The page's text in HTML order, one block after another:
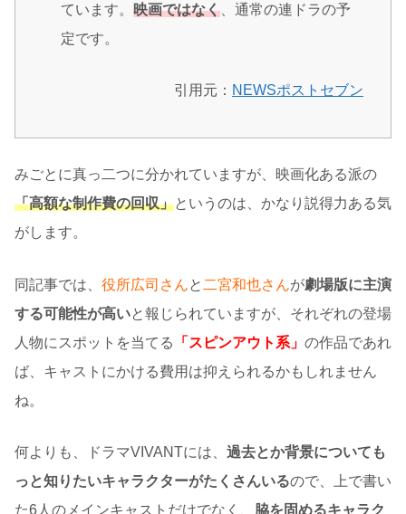
ています。 映画ではなく 、通常の連ドラの予
定です。
引用元： NEWSポストセブン
みごとに真っ二つに分かれていますが、映画化ある派の
「高額な制作費の回収」というのは、かなり説得力ある気
がします。
同記事では、 役所広司さんと 二宮和也さんが劇場版に主演
する可能性が高いと報じられていますが、それぞれの登場
人物にスポットを当てる
「スピンアウト系」 の作品であれ
ば、キャストにかける費用は抑えられるかもしれません
ね。
何よりも、ドラマVIVANTには、 過去とか背景についても
っと知りたいキャラクターがたくさんいるので、上で書い
た6人のメインキャストだけでなく、 脇を固めるキャラク